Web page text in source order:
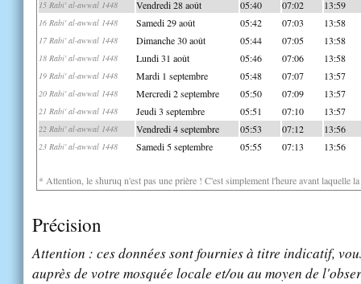
15 Rabi' al-awwal 1448 Vendredi 28 août 05:40 07:02 13:59
16 Rabi' al-awwal 1448 Samedi 29 août 05:42 07:03 13:58
17 Rabi' al-awwal 1448 Dimanche 30 août 05:44 07:05 13:58
18 Rabi' al-awwal 1448 Lundi 31 août 05:46 07:06 13:58
19 Rabi' al-awwal 1448 Mardi 1 septembre 05:48 07:07 13:57
20 Rabi' al-awwal 1448 Mercredi 2 septembre 05:50 07:09 13:57
21 Rabi' al-awwal 1448 Jeudi 3 septembre 05:51 07:10 13:57
22 Rabi' al-awwal 1448 Vendredi 4 septembre 05:53 07:12 13:56
23 Rabi' al-awwal 1448 Samedi 5 septembre 05:55 07:13 13:56
* Attention, le shuruq n'est pas une prière ! C'est simplement l'heure avant laquelle
Précision
Attention : ces données sont fournies à titre indicatif,
auprès de votre mosquée locale et/ou au moyen de